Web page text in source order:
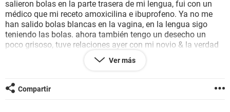
salieron bolas en la parte trasera de mi lengua, fui con un
médico que mi receto amoxicilina e ibuprofeno. Ya no me
han salido bolas blancas en la vagina, en la lengua sigo
teniendo las bolas. ahora también tengo un desecho un
poco grisoso, tuve relaciones ayer con mi novio & la verdad
es que me duele un poco la vagina. Quisiera saber si me
pudiera ayudar a saber que tengo & recomendarme algún
Ver más
Compartir